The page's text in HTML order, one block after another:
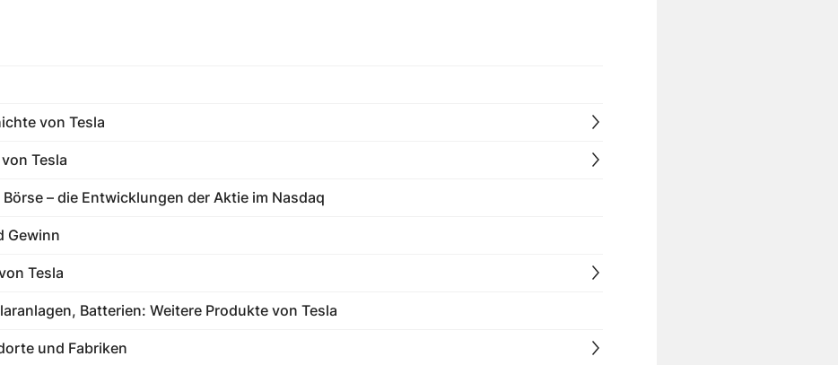
von Tesla
Tesla
– die Entwicklungen der Aktie im Nasdaq
Gewinn
Tesla
Batterien: Weitere Produkte von Tesla
und Fabriken